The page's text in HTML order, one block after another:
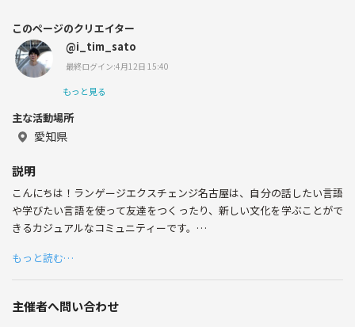
このページのクリエイター
@i_tim_sato
最終ログイン:4月12日 15:40
もっと見る
主な活動場所
愛知県
説明
こんにちは！ランゲージエクスチェンジ名古屋は、自分の話したい言語
や学びたい言語を使って友達をつくったり、新しい文化を学ぶことがで
きるカジュアルなコミュニティーです。
英語を話せるようになりたい方や海外旅行が好きな方、海外から名古屋
にきて友達がほしい方、英語もしくは日本語を学びたい方は気軽に参加
してみてください！
もっと読む…
主催者へ問い合わせ